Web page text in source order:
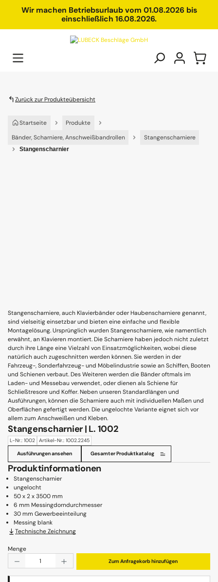
springenWir machen Betriebsurlaub vom 01.08.2026 bis
einschließlich 16.08.2026.
Zurück zur Produkteübersicht
Startseite
Produkte
Bänder, Scharniere, Anschweißbandrollen
Stangenscharniere
Stangenscharnier
Stangenscharniere, auch Klavierbänder oder Haubenscharniere genannt,
sind vielseitig einsetzbar und bieten eine einfache und flexible
Montagelösung. Ursprünglich wurden Stangenscharniere, wie namentlich
erwähnt, an Klavieren montiert. Die Scharniere haben jedoch nicht zuletzt
durch ihre Länge eine Vielzahl von Einsatzmöglichkeiten, wobei diese
natürlich auch zugeschnitten werden können. Sie werden in der
Fahrzeug-, Sonderfahrzeug- und Möbelindustrie sowie an Schiffen, Booten
und Schienen verbaut. Des Weiteren werden die Bänder oftmals im
Laden- und Messebau verwendet, oder dienen als Schiene für
Schließtresore und Koffer. Neben unseren Standardlängen und
Ausführungen, können die Scharniere auch mit individuellen Maßen und
Oberflächen gefertigt werden. Die ungelochte Variante eignet sich vor
allem zum Anschweißen und Kleben.
Stangenscharnier | L. 1002
L-Nr.: 1002 Artikel-Nr.: 1002.2245
Ausführungen ansehen Gesamter Produktkatalog
Produktinformationen
Stangenscharnier
ungelocht
50 x 2 x 3500 mm
6 mm Messingdorndurchmesser
30 mm Gewerbeeinteilung
Messing blank
Technische Zeichnung
Menge
Produkt Anzahl: Gib den gewünschten Wert ein oder
Zum Anfragekorb hinzufügen